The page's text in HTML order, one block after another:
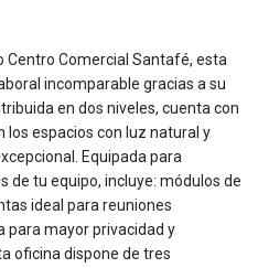
Centro Comercial Santafé, esta
incomparable gracias a su
en dos niveles, cuenta con
los espacios con luz natural y
Equipada para
de tu equipo, incluye: módulos de
ideal para reuniones
para mayor privacidad y
oficina dispone de tres